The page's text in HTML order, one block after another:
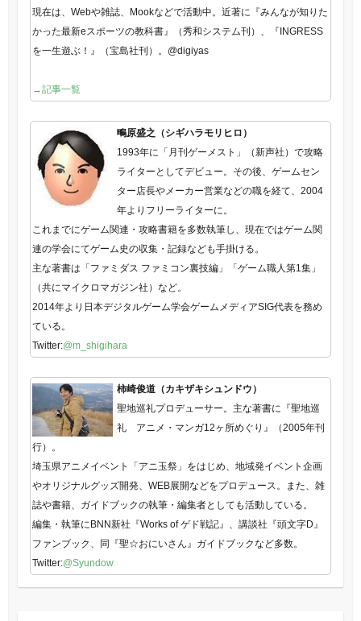
現在は、Webや雑誌、Mookなどで活動中。近著に『みんなが知りた
かった最新eスポーツの教科書』（秀和システム刊）、『INGRESS
を一生遊ぶ！』（宝島社刊）。@digiyas
→記事一覧
鴫原盛之（シギハラモリヒロ）
1993年に「月刊ゲーメスト」（新声社）で攻略
ライターとしてデビュー。その後、ゲームセン
ター店長やメーカー営業などの職を経て、2004
年よりフリーライターに。
これまでにゲーム関連・攻略書籍を多数執筆し、現在ではゲーム関
連の学会にてゲーム史の収集・記録なども手掛ける。
主な著書は「ファミダス ファミコン裏技編」「ゲーム職人第1集」
（共にマイクロマガジン社）など。
2014年より日本デジタルゲーム学会ゲームメディアSIG代表を務め
ている。
Twitter:@m_shigihara
柿崎俊道（カキザキシュンドウ）
聖地巡礼プロデューサー。主な著書に『聖地巡
礼 アニメ・マンガ12ヶ所めぐり』（2005年刊
行）。
埼玉県アニメイベント「アニ玉祭」をはじめ、地域発イベント企画
やオリジナルグッズ開発、WEB展開などをプロデュース。また、雑
誌や書籍、ガイドブックの執筆・編集者としても活動している。
編集・執筆にBNN新社『Works of ゲド戦記』、講談社『頭文字D』
ファンブック、同『聖☆おにいさん』ガイドブックなど多数。
Twitter:@Syundow